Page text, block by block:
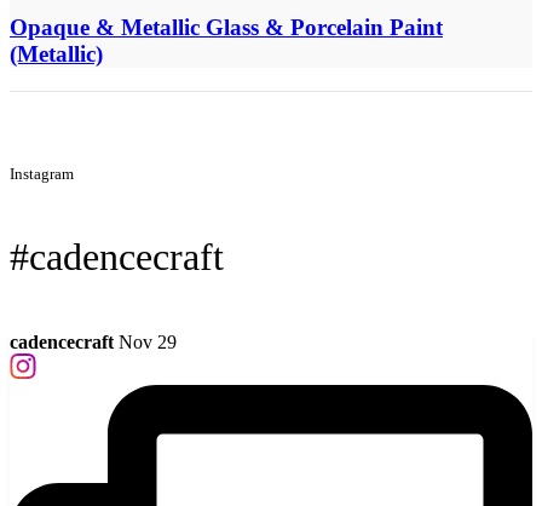
Opaque & Metallic Glass & Porcelain Paint
(Metallic)
Instagram
#cadencecraft
cadencecraft Nov 29